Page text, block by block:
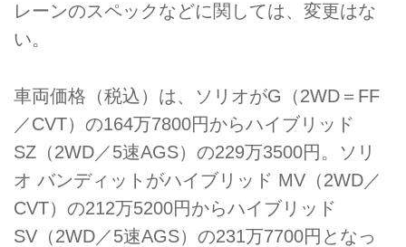
レーンのスペックなどに関しては、変更はな
い。
車両価格（税込）は、ソリオがG（2WD＝FF
／CVT）の164万7800円からハイブリッド
SZ（2WD／5速AGS）の229万3500円。ソリ
オ バンディットがハイブリッド MV（2WD／
CVT）の212万5200円からハイブリッド
SV（2WD／5速AGS）の231万7700円となっ